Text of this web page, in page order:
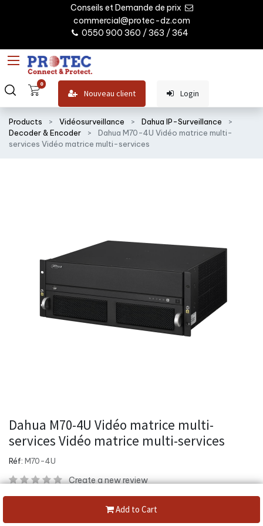
Conseils et Demande de prix
commercial@protec-dz.com
0550 900 360 / 363 / 364
0
Nouveau client Login
Products Vidéosurveillance
Dahua IP-Surveillance
Decoder & Encoder
Dahua M70-4U Vidéo matrice multi-
services Vidéo matrice multi-services
Add to Cart
Dahua M70-4U Vidéo matrice multi-
services Vidéo matrice multi-services
Réf: M70-4U
Create a new review
320 channel @ 1080p. Video capture, storage and playback on one